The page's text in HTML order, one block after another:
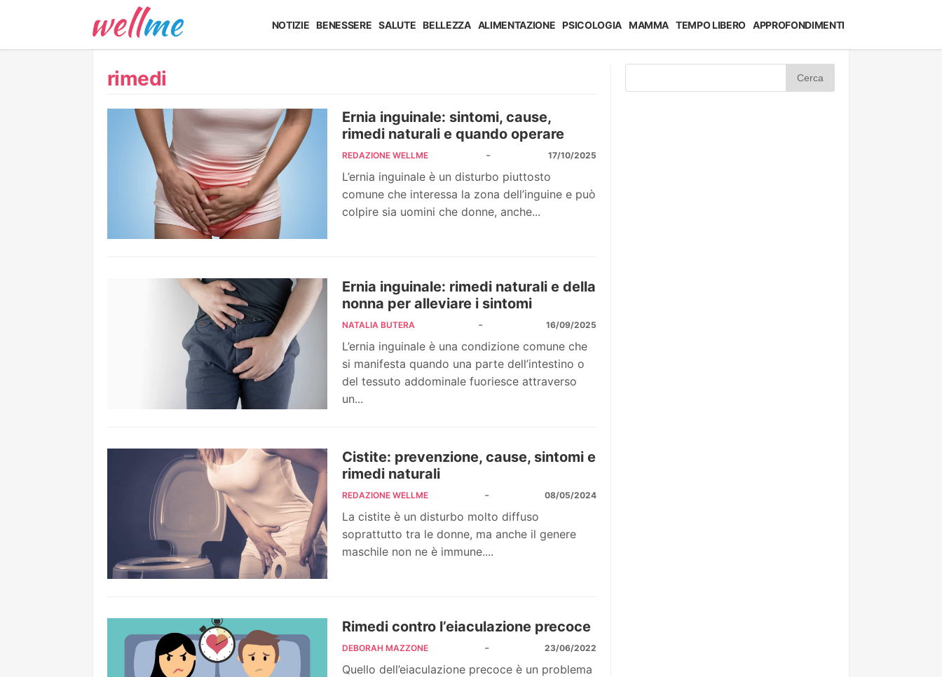
NOTIZIE BENESSERE SALUTE BELLEZZA ALIMENTAZIONE PSICOLOGIA MAMMA TEMPO LIBERO APPROFONDIMENTI
rimedi
Ernia inguinale: sintomi, cause,
rimedi naturali e quando operare
REDAZIONE WELLME - 17/10/2025
L’ernia inguinale è un disturbo piuttosto
comune che interessa la zona dell’inguine e può
colpire sia uomini che donne, anche...
Ernia inguinale: rimedi naturali e della
nonna per alleviare i sintomi
NATALIA BUTERA - 16/09/2025
L’ernia inguinale è una condizione comune che
si manifesta quando una parte dell’intestino o
del tessuto addominale fuoriesce attraverso
un...
Cistite: prevenzione, cause, sintomi e
rimedi naturali
REDAZIONE WELLME - 08/05/2024
La cistite è un disturbo molto diffuso
soprattutto tra le donne, ma anche il genere
maschile non ne è immune....
Rimedi contro l’eiaculazione precoce
DEBORAH MAZZONE - 23/06/2022
Quello dell’eiaculazione precoce è un problema